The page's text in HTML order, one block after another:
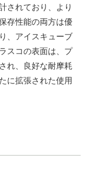
されており、より
存性能の両方は優
、アイスキューブ
スコの表面は、プ
れ、良好な耐摩耗
に拡張された使用